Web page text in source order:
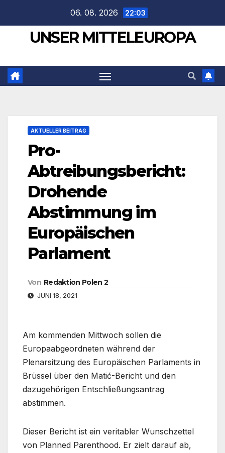
springen
06. 08. 2026 22:03
UNSER MITTELEUROPA
AKTUELLER BEITRAG
Pro-
Abtreibungsbericht:
Drohende
Abstimmung im
Europäischen
Parlament
Von Redaktion Polen 2
JUNI 18, 2021
Am kommenden Mittwoch sollen die
Europaabgeordneten während der
Plenarsitzung des Europäischen Parlaments in
Brüssel über den Matić-Bericht und den
dazugehörigen Entschließungsantrag
abstimmen.
Dieser Bericht ist ein veritabler Wunschzettel
von Planned Parenthood. Er zielt darauf ab,